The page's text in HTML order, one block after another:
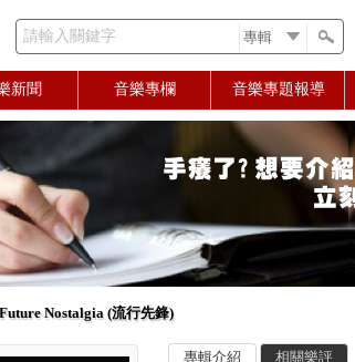
請輸入關鍵字
新聞 音樂專欄 音樂專題報導
Future Nostalgia (流行先鋒)
專輯介紹 相關樂評